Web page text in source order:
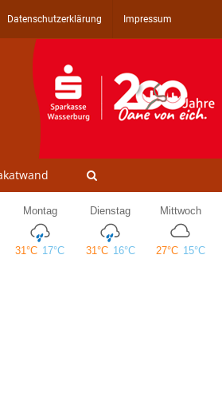
Datenschutzerklärung Impressum